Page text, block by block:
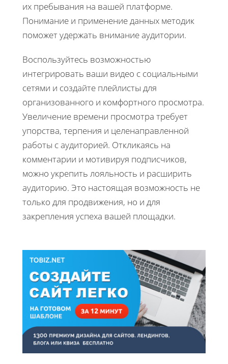
их пребывания на вашей платформе.
Понимание и применение данных методик
поможет удержать внимание аудитории.
Воспользуйтесь возможностью
интегрировать ваши видео с социальными
сетями и создайте плейлисты для
организованного и комфортного просмотра.
Увеличение времени просмотра требует
упорства, терпения и целенаправленной
работы с аудиторией. Откликаясь на
комментарии и мотивируя подписчиков,
можно укрепить лояльность и расширить
аудиторию. Это настоящая возможность не
только для продвижения, но и для
закрепления успеха вашей площадки.